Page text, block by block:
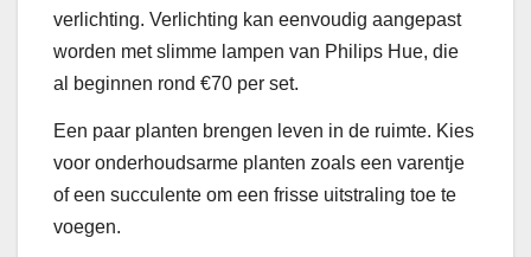
verlichting. Verlichting kan eenvoudig aangepast
worden met slimme lampen van Philips Hue, die
al beginnen rond €70 per set.
Een paar planten brengen leven in de ruimte. Kies
voor onderhoudsarme planten zoals een varentje
of een succulente om een frisse uitstraling toe te
voegen.